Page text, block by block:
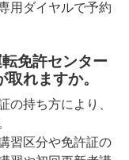
用ダイヤルで予約
免許センター
れますか。
持ち方により、
習区分や免許証の